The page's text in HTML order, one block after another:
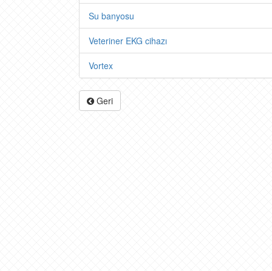
Su banyosu
Veteriner EKG cihazı
Vortex
Geri